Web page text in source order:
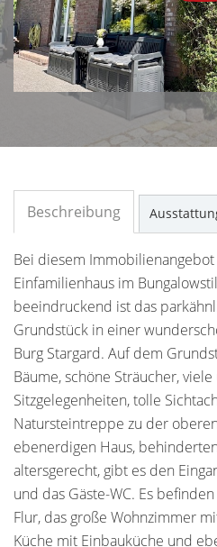
Beschreibung
Bei diesem
Einfamilienhaus im
beeindruckend ist das
Grundstück in einer
Burg Stargard. Auf dem
Bäume, schöne Sträucher,
Sitzgelegenheiten, tolle
Natursteintreppe zu der
ebenerdigen Haus,
altersgerecht, gibt es den
und das Gäste-WC. Es
Flur, das große Wohnzimmer
Küche mit Einbauküche und